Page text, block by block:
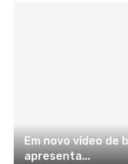
Em novo vídeo de
apresenta...